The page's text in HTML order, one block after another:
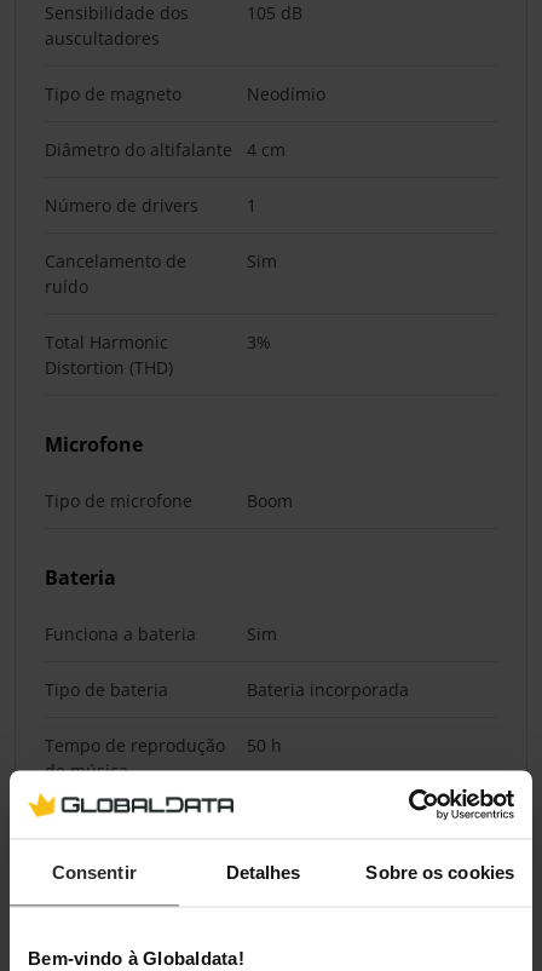
Consentir Detalhes Sobre os cookies
Bem-vindo à Globaldata!
Sensibilidade dos
auscultadores
105 dB
Tipo de magneto Neodímio
Diâmetro do altifalante 4 cm
Número de drivers 1
Cancelamento de
ruído
Sim
Total Harmonic
Distortion (THD)
3%
Microfone
Tipo de microfone Boom
Bateria
Funciona a bateria Sim
Tipo de bateria Bateria incorporada
Tempo de reprodução
de música
50 h
Sistema operativo